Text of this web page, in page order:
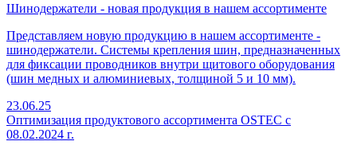
Шинодержатели - новая продукция в нашем ассортименте
Представляем новую продукцию в нашем ассортименте -
шинодержатели. Системы крепления шин, предназначенных
для фиксации проводников внутри щитового оборудования
(шин медных и алюминиевых, толщиной 5 и 10 мм).
23.06.25
Оптимизация продуктового ассортимента OSTEC с
08.02.2024 г.